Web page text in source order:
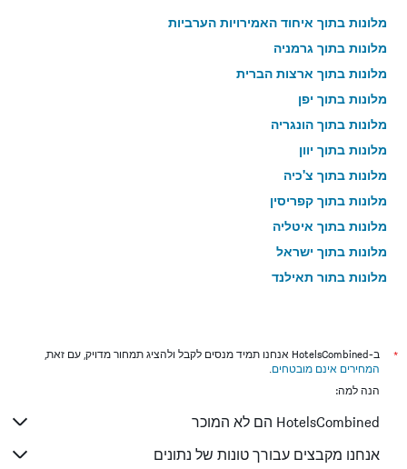
מלונות בתוך איחוד האמירויות הערביות
מלונות בתוך גרמניה
מלונות בתוך ארצות הברית
מלונות בתוך יפן
מלונות בתוך הונגריה
מלונות בתוך יוון
מלונות בתוך צ'כיה
מלונות בתוך קפריסין
מלונות בתוך איטליה
מלונות בתוך ישראל
מלונות בתוך תאילנד
*
ב-HotelsCombined אנחנו תמיד מנסים לקבל ולהציג תמחור מדויק, עם זאת,
המחירים אינם מובטחים.
הנה למה:
HotelsCombined הם לא המוכר
אנחנו מקבצים עבורך טונות של נתונים